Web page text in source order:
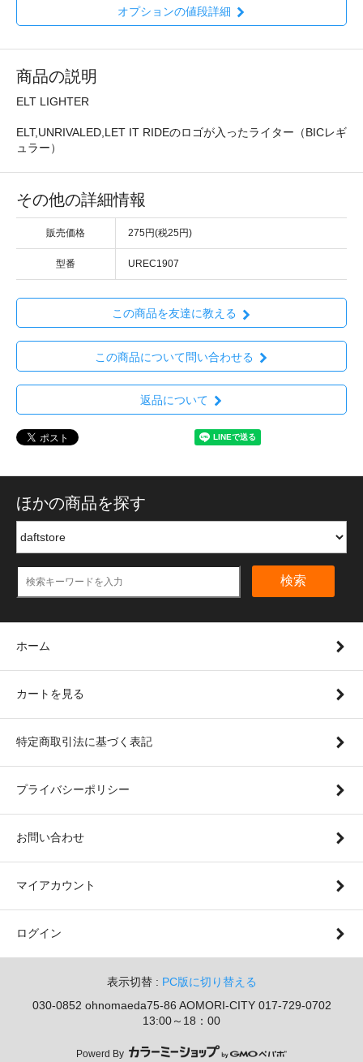
オプションの値段詳細
商品の説明
ELT LIGHTER
ELT,UNRIVALED,LET IT RIDEのロゴが入ったライター（BICレギ
ュラー）
その他の詳細情報
販売価格 275円(税25円)
型番 UREC1907
この商品を友達に教える
この商品について問い合わせる
返品について
ほかの商品を探す
検索
ホーム
カートを見る
特定商取引法に基づく表記
プライバシーポリシー
お問い合わせ
マイアカウント
ログイン
表示切替 : PC版に切り替える
030-0852 ohnomaeda75-86 AOMORI-CITY 017-729-0702
13:00～18：00
Powerd By